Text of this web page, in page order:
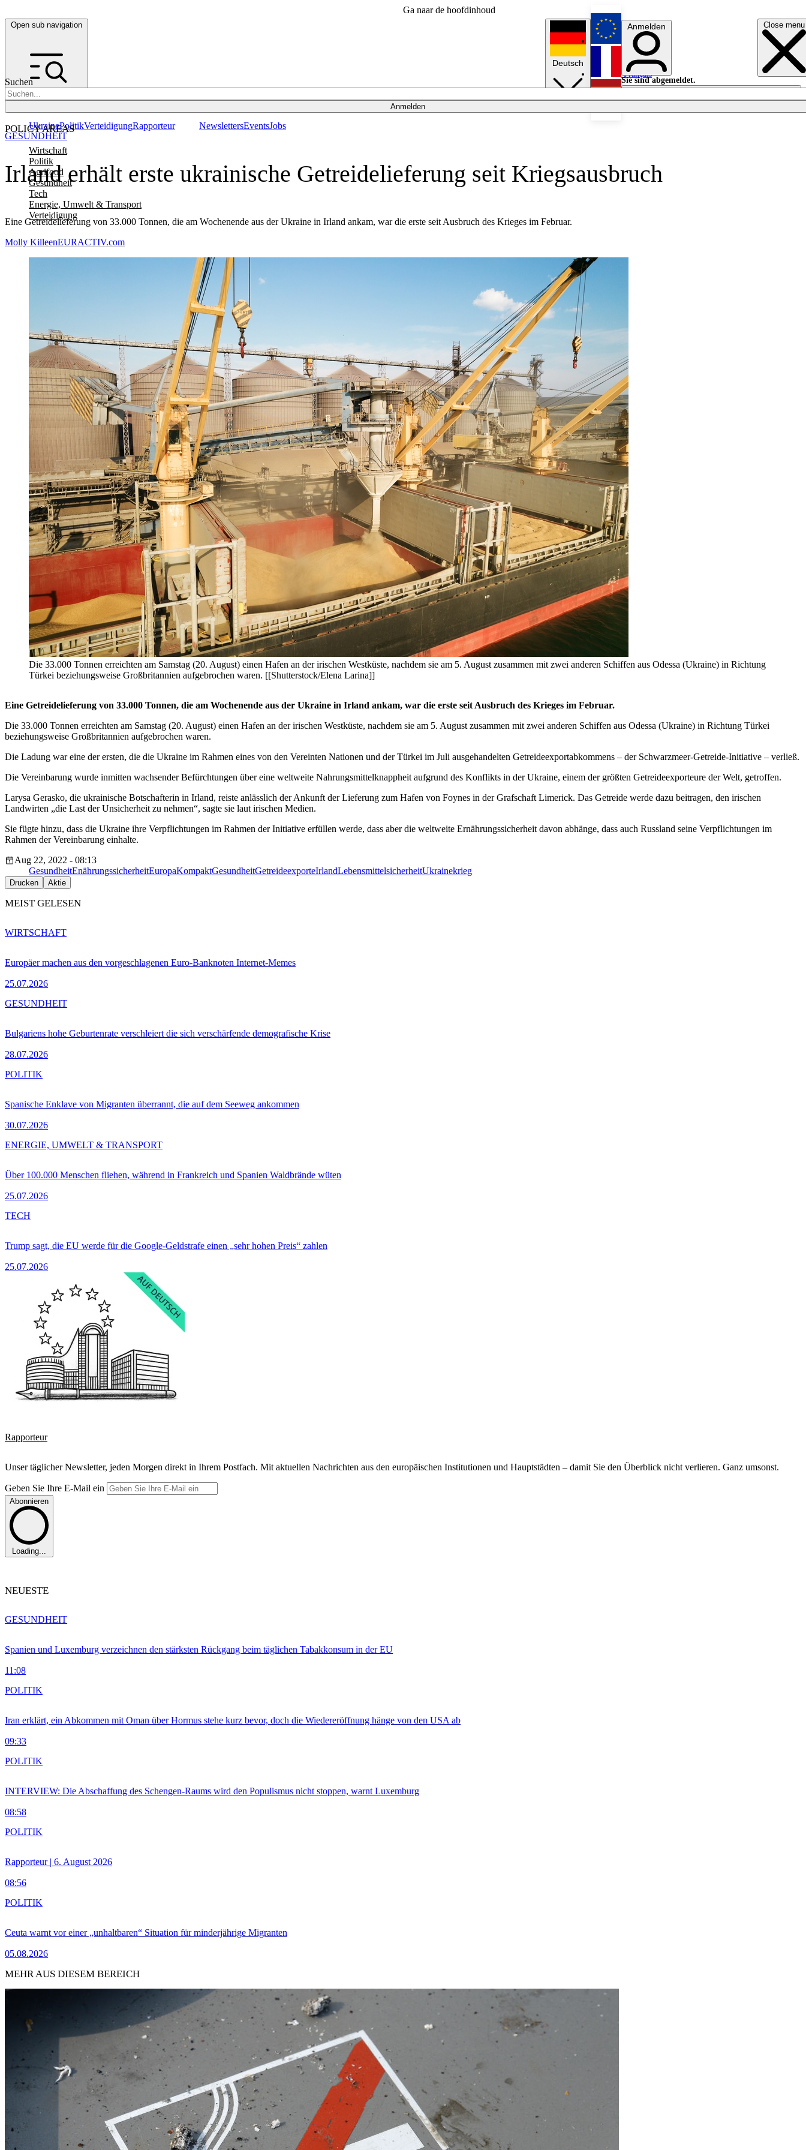
Ga naar de hoofdinhoud
Open sub navigation Close menu
Suchen
Anmelden
POLICY AREAS
Wirtschaft
Politik
Agrifood
Gesundheit
Tech
Energie, Umwelt & Transport
Verteidigung
UkrainePolitikVerteidigungRapporteur NewslettersEventsJobs
Deutsch
English
Français
Anmelden
Sie sind abgemeldet.
Anmelden
Licht aus
Irland erhält erste ukrainische Getreidelieferung seit Kriegsausbruch
Eine Getreidelieferung von 33.000 Tonnen, die am Wochenende aus der Ukraine in Irland ankam, war die erste seit Ausbruch des Krieges im Februar.
GESUNDHEIT
Molly KilleenEURACTIV.com
Die 33.000 Tonnen erreichten am Samstag (20. August) einen Hafen an der irischen Westküste, nachdem sie am 5. August zusammen mit zwei anderen Schiffen aus Odessa (Ukraine) in Richtung
Türkei beziehungsweise Großbritannien aufgebrochen waren. [[Shutterstock/Elena Larina]]
Eine Getreidelieferung von 33.000 Tonnen, die am Wochenende aus der Ukraine in Irland ankam, war die erste seit Ausbruch des Krieges im Februar.
Die 33.000 Tonnen erreichten am Samstag (20. August) einen Hafen an der irischen Westküste, nachdem sie am 5. August zusammen mit zwei anderen Schiffen aus Odessa (Ukraine) in Richtung Türkei
beziehungsweise Großbritannien aufgebrochen waren.
Die Ladung war eine der ersten, die die Ukraine im Rahmen eines von den Vereinten Nationen und der Türkei im Juli ausgehandelten Getreideexportabkommens – der Schwarzmeer-Getreide-Initiative – verließ.
Die Vereinbarung wurde inmitten wachsender Befürchtungen über eine weltweite Nahrungsmittelknappheit aufgrund des Konflikts in der Ukraine, einem der größten Getreideexporteure der Welt, getroffen.
Larysa Gerasko, die ukrainische Botschafterin in Irland, reiste anlässlich der Ankunft der Lieferung zum Hafen von Foynes in der Grafschaft Limerick. Das Getreide werde dazu beitragen, den irischen
Landwirten „die Last der Unsicherheit zu nehmen“, sagte sie laut irischen Medien.
Sie fügte hinzu, dass die Ukraine ihre Verpflichtungen im Rahmen der Initiative erfüllen werde, dass aber die weltweite Ernährungssicherheit davon abhänge, dass auch Russland seine Verpflichtungen im
Rahmen der Vereinbarung einhalte.
Aug 22, 2022 - 08:13
GesundheitEnährungssicherheitEuropaKompaktGesundheitGetreideexporteIrlandLebensmittelsicherheitUkrainekrieg
Drucken Aktie
MEIST GELESEN
Europäer machen aus den vorgeschlagenen Euro-Banknoten Internet-Memes
25.07.2026
WIRTSCHAFT
Bulgariens hohe Geburtenrate verschleiert die sich verschärfende demografische Krise
28.07.2026
GESUNDHEIT
Spanische Enklave von Migranten überrannt, die auf dem Seeweg ankommen
30.07.2026
POLITIK
Über 100.000 Menschen fliehen, während in Frankreich und Spanien Waldbrände wüten
25.07.2026
ENERGIE, UMWELT & TRANSPORT
Trump sagt, die EU werde für die Google-Geldstrafe einen „sehr hohen Preis“ zahlen
25.07.2026
TECH
Rapporteur
Unser täglicher Newsletter, jeden Morgen direkt in Ihrem Postfach. Mit aktuellen Nachrichten aus den europäischen Institutionen und Hauptstädten – damit Sie den Überblick nicht verlieren. Ganz umsonst.
Geben Sie Ihre E-Mail ein
Abonnieren
Loading...
NEUESTE
Spanien und Luxemburg verzeichnen den stärksten Rückgang beim täglichen Tabakkonsum in der EU
11:08
GESUNDHEIT
Iran erklärt, ein Abkommen mit Oman über Hormus stehe kurz bevor, doch die Wiedereröffnung hänge von den USA ab
09:33
POLITIK
INTERVIEW: Die Abschaffung des Schengen-Raums wird den Populismus nicht stoppen, warnt Luxemburg
08:58
POLITIK
Rapporteur | 6. August 2026
08:56
POLITIK
Ceuta warnt vor einer „unhaltbaren“ Situation für minderjährige Migranten
05.08.2026
POLITIK
MEHR AUS DIESEM BEREICH